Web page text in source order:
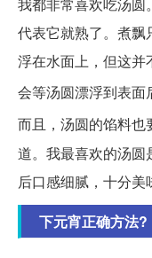
代表它就熟了。煮飘
浮在水面上，但这并
会等汤圆漂浮到表面
而且，汤圆的馅料也
道。我最喜欢的汤
后口感细腻，十分美
下元宵正确方法?